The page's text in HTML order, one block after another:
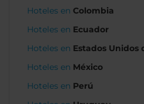
Hoteles en Colombia
Hoteles en Ecuador
Hoteles en Estados Unidos
Hoteles en México
Hoteles en Perú